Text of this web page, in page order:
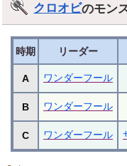
クロオビのモン
時期 リーダー
A ワンダーフール
B ワンダーフール
C ワンダーフール